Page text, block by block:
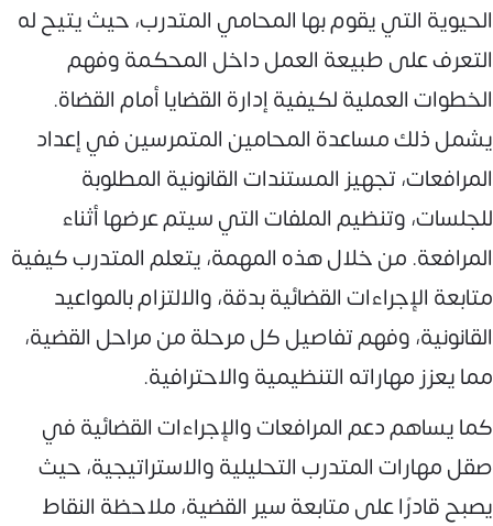
الحيوية التي يقوم بها المحامي المتدرب، حيث يتيح له
التعرف على طبيعة العمل داخل المحكمة وفهم
الخطوات العملية لكيفية إدارة القضايا أمام القضاة.
يشمل ذلك مساعدة المحامين المتمرسين في إعداد
المرافعات، تجهيز المستندات القانونية المطلوبة
للجلسات، وتنظيم الملفات التي سيتم عرضها أثناء
المرافعة. من خلال هذه المهمة، يتعلم المتدرب كيفية
متابعة الإجراءات القضائية بدقة، والالتزام بالمواعيد
القانونية، وفهم تفاصيل كل مرحلة من مراحل القضية،
مما يعزز مهاراته التنظيمية والاحترافية.
كما يساهم دعم المرافعات والإجراءات القضائية في
صقل مهارات المتدرب التحليلية والاستراتيجية، حيث
يصبح قادرًا على متابعة سير القضية، ملاحظة النقاط